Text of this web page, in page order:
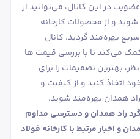
در این کانال، می‌توانید از
و از محصولات کارخانه
بهره‌مند گردید. کانال
می‌کند تا با بررسی قیمت ها
بهترین تصمیمات را برای
اتخاذ کنید و از کیفیت و
همدان بهره‌مند شوید.
راد همدان و دسترسی مداوم
و اخبار مرتبط با کارخانه فولاد